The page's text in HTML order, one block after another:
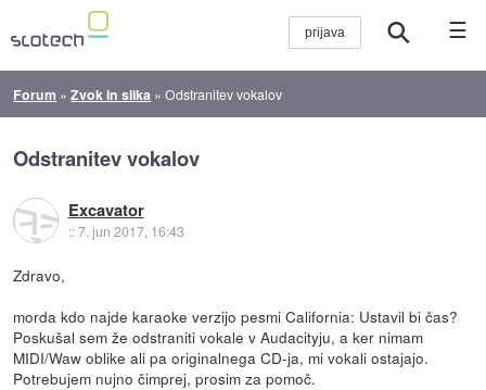
☰
Forum »Zvok in slika »Odstranitev vokalov
Odstranitev vokalov
Excavator
::7. jun 2017, 16:43
Zdravo,
morda kdo najde karaoke verzijo pesmi California: Ustavil bi čas?
Poskušal sem že odstraniti vokale v Audacityju, a ker nimam
MIDI/Waw oblike ali pa originalnega CD-ja, mi vokali ostajajo.
Potrebujem nujno čimprej, prosim za pomoč.